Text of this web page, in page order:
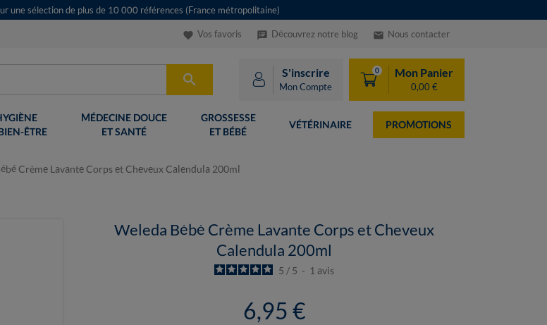
une sélection de plus de 10 000 références (France métropolitaine)
favorite Vos favoris speaker_notes Découvrez notre blog email Nous contacter
 S'inscrire
Mon Compte
0 Mon Panier
0,00 €
ÊTRE
MÉDECINE DOUCE
ET SANTÉ
GROSSESSE
ET BÉBÉ
VÉTÉRINAIRE PROMOTIONS
Crème Lavante Corps et Cheveux Calendula 200ml
Weleda Bébé Crème Lavante Corps et Cheveux
Calendula 200ml
5 / 5 - 1 avis
6,95 €